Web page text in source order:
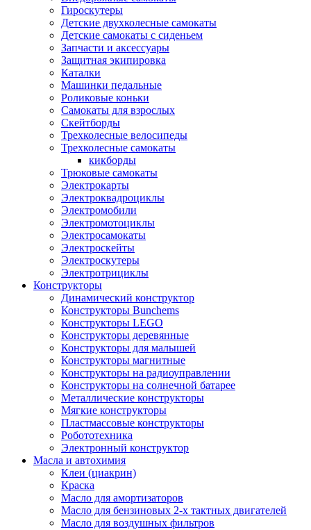
Гироскутеры
Детские двухколесные самокаты
Детские самокаты с сиденьем
Запчасти и аксессуары
Защитная экипировка
Каталки
Машинки педальные
Роликовые коньки
Самокаты для взрослых
Скейтборды
Трехколесные велосипеды
Трехколесные самокаты
кикборды
Трюковые самокаты
Электрокарты
Электроквадроциклы
Электромобили
Электромотоциклы
Электросамокаты
Электроскейты
Электроскутеры
Электротрициклы
Конструкторы
Динамический конструктор
Конструкторы Bunchems
Конструкторы LEGO
Конструкторы деревянные
Конструкторы для малышей
Конструкторы магнитные
Конструкторы на радиоуправлении
Конструкторы на солнечной батарее
Металлические конструкторы
Мягкие конструкторы
Пластмассовые конструкторы
Робототехника
Электронный конструктор
Масла и автохимия
Клеи (циакрин)
Краска
Масло для амортизаторов
Масло для бензиновых 2-х тактных двигателей
Масло для воздушных фильтров